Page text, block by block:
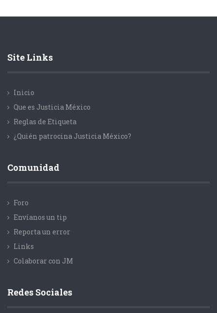
Site Links
Inicio
Que es Justicia México
Reglas de Etiqueta
¿Quién patrocina Justicia México?
Comunidad
Foro
Envíanos un tip
Reporta un error
Links
Colaborar con JM
Redes Sociales